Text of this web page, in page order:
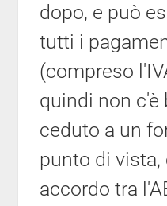
dopo, e può
tutti i
(compreso
quindi non c'è
ceduto a un
punto di
accordo tra